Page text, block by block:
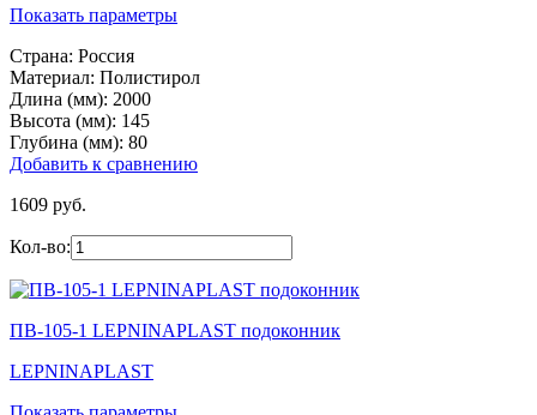
Показать параметры
Страна: Россия
Материал: Полистирол
Длина (мм): 2000
Высота (мм): 145
Глубина (мм): 80
Добавить к сравнению
1609 руб.
Кол-во:
ПВ-105-1 LEPNINAPLAST подоконник
LEPNINAPLAST